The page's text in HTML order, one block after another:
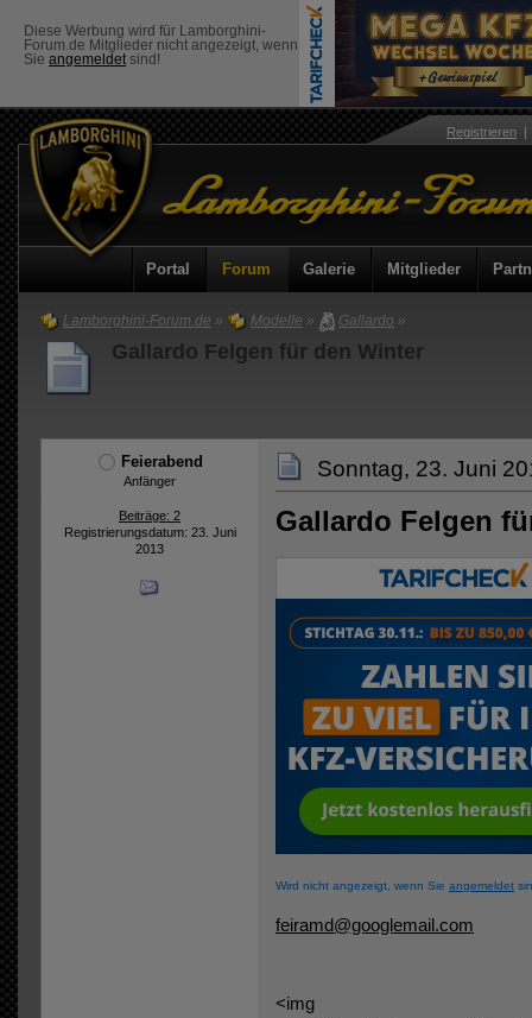
Diese Werbung wird für Lamborghini-
Forum.de Mitglieder nicht angezeigt, wenn
Sie angemeldet sind!
Registrieren
Portal Forum Galerie Mitglieder
Lamborghini-Forum.de » Modelle » Gallardo »
Gallardo Felgen für den Winter
Feierabend
Anfänger
Beiträge: 2
Registrierungsdatum: 23. Juni
2013
Sonntag, 23. Juni
Gallardo Felgen
Wird nicht angezeigt, wenn Sie angemeldet
feiramd@googlemail.com
<img